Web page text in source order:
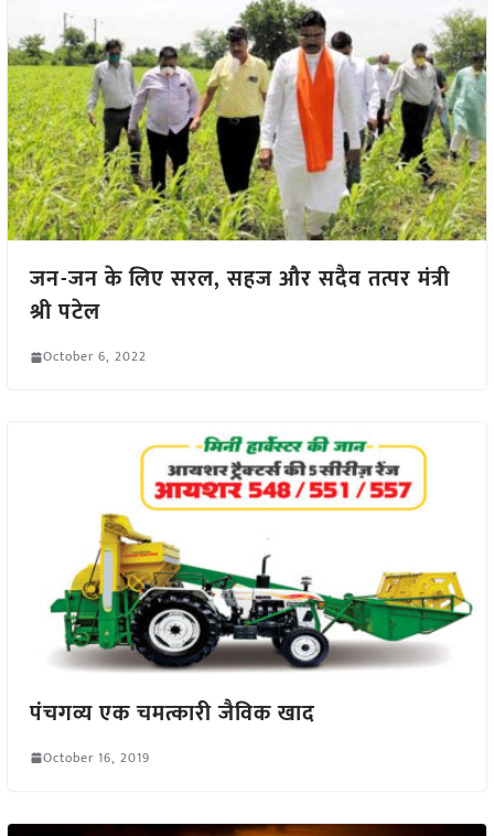
जन-जन के लिए सरल, सहज और सदैव तत्पर मंत्री
श्री पटेल
October 6, 2022
पंचगव्य एक चमत्कारी जैविक खाद
October 16, 2019